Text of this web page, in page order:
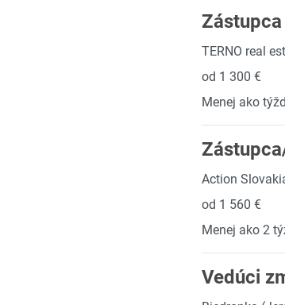
TERNO real
od 1 300 €
Menej ako
Action
od 1 560 €
Menej ako 2
Vedúci